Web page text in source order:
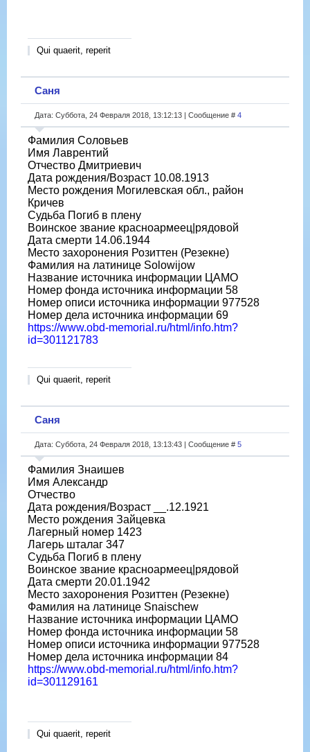
Qui quaerit, reperit
Саня
Дата: Суббота, 24 Февраля 2018, 13:12:13 | Сообщение # 4
Фамилия Соловьев
Имя Лаврентий
Отчество Дмитриевич
Дата рождения/Возраст 10.08.1913
Место рождения Могилевская обл., район
Кричев
Судьба Погиб в плену
Воинское звание красноармеец|рядовой
Дата смерти 14.06.1944
Место захоронения Розиттен (Резекне)
Фамилия на латинице Solowijow
Название источника информации ЦАМО
Номер фонда источника информации 58
Номер описи источника информации 977528
Номер дела источника информации 69
https://www.obd-memorial.ru/html/info.htm?
id=301121783
Qui quaerit, reperit
Саня
Дата: Суббота, 24 Февраля 2018, 13:13:43 | Сообщение # 5
Фамилия Знаишев
Имя Александр
Отчество
Дата рождения/Возраст __.12.1921
Место рождения Зайцевка
Лагерный номер 1423
Лагерь шталаг 347
Судьба Погиб в плену
Воинское звание красноармеец|рядовой
Дата смерти 20.01.1942
Место захоронения Розиттен (Резекне)
Фамилия на латинице Snaischew
Название источника информации ЦАМО
Номер фонда источника информации 58
Номер описи источника информации 977528
Номер дела источника информации 84
https://www.obd-memorial.ru/html/info.htm?
id=301129161
Qui quaerit, reperit